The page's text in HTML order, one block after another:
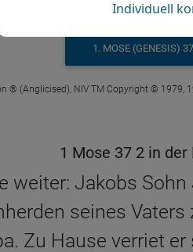
1. MOSE (GENESIS)
® (Anglicised), NIV TM Copyright ©
1 Mose 37 2 in
weiter: Jakobs
seines
Zu Hause verriet